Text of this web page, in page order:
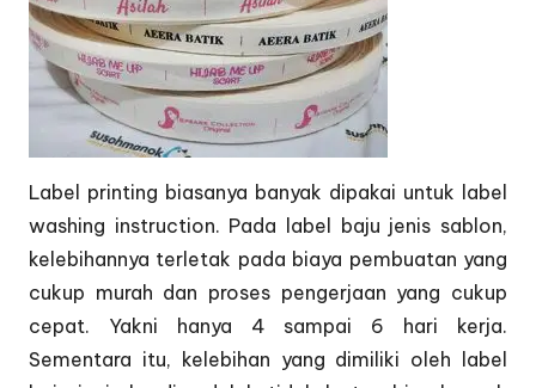
Label printing biasanya banyak dipakai untuk label
washing instruction. Pada label baju jenis sablon,
kelebihannya terletak pada biaya pembuatan yang
cukup murah dan proses pengerjaan yang cukup
cepat. Yakni hanya 4 sampai 6 hari kerja.
Sementara itu, kelebihan yang dimiliki oleh label